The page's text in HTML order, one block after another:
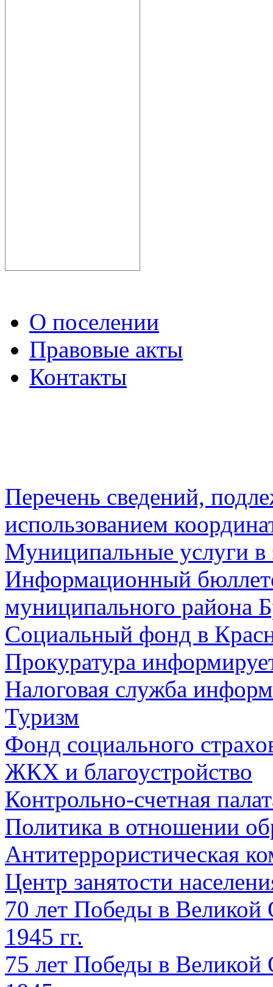
О поселении
Правовые акты
Контакты
Перечень сведений,
использованием
Муниципальные услуги в
Информационный
муниципального района
Социальный фонд в
Прокуратура
Налоговая служба
Туризм
Фонд социального
ЖКХ и благоустройство
Контрольно-счетная
Политика в отношении
Антитеррористическая
Центр занятости
70 лет Победы в Великой
1945 гг.
75 лет Победы в Великой